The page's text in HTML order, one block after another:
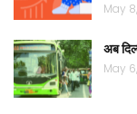
May
अब
May